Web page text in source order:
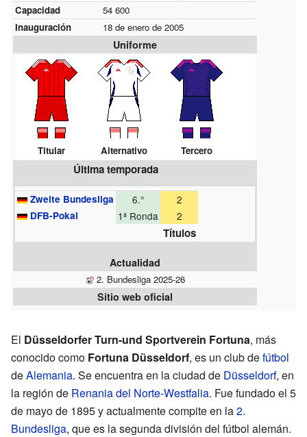
Capacidad
54 600
Inauguración
18 de enero de 2005
Uniforme
Titular Alternativo Tercero
Última temporada
Zweite Bundesliga 6.° 2
DFB-Pokal 1ª Ronda 2
Títulos
Actualidad
2. Bundesliga 2025-26
Sitio web oficial
El Düsseldorfer Turn-und Sportverein Fortuna, más
conocido como Fortuna Düsseldorf, es un club defútbol
deAlemania. Se encuentra en la ciudad de Düsseldorf, en
la región de Renania del Norte-Westfalia. Fue fundado el 5
de mayo de 1895 y actualmente compite en la2.
Bundesliga, que es la segunda división del fútbol alemán.